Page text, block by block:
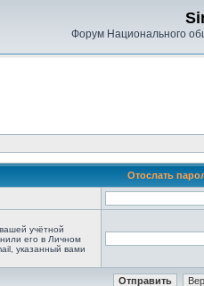
Форум Национального
Отослать
учётной
его в Личном
указанный вами